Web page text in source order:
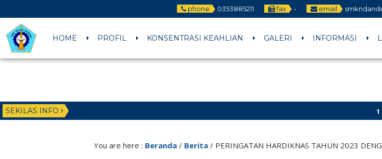
phone 0353885211 fax - email
HOME PROFIL KONSENTRASI KEAHLIAN GALERI INFORMASI
SEKILAS INFO 1 bulan yang
You are here : Beranda/ Berita/ PERINGATAN HARDIKNAS TAHUN 2023